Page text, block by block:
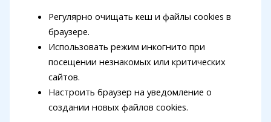
Регулярно очищать кеш и файлы cookies в
браузере.
Использовать режим инкогнито при
посещении незнакомых или критических
сайтов.
Настроить браузер на уведомление о
создании новых файлов cookies.